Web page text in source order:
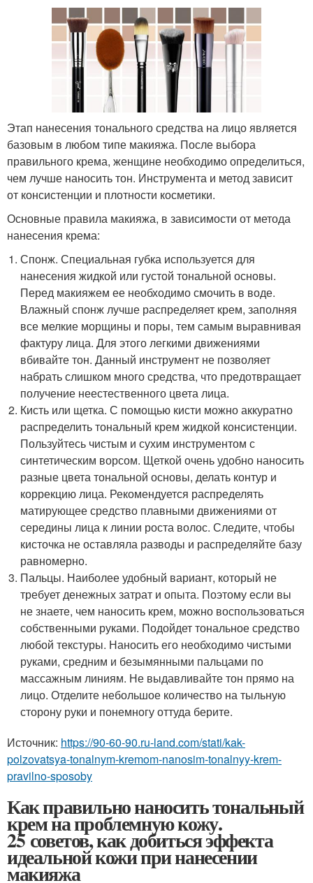
Этап нанесения тонального средства на лицо является
базовым в любом типе макияжа. После выбора
правильного крема, женщине необходимо определиться,
чем лучше наносить тон. Инструмента и метод зависит
от консистенции и плотности косметики.
Основные правила макияжа, в зависимости от метода
нанесения крема:
Спонж. Специальная губка используется для
нанесения жидкой или густой тональной основы.
Перед макияжем ее необходимо смочить в воде.
Влажный спонж лучше распределяет крем, заполняя
все мелкие морщины и поры, тем самым выравнивая
фактуру лица. Для этого легкими движениями
вбивайте тон. Данный инструмент не позволяет
набрать слишком много средства, что предотвращает
получение неестественного цвета лица.
Кисть или щетка. С помощью кисти можно аккуратно
распределить тональный крем жидкой консистенции.
Пользуйтесь чистым и сухим инструментом с
синтетическим ворсом. Щеткой очень удобно наносить
разные цвета тональной основы, делать контур и
коррекцию лица. Рекомендуется распределять
матирующее средство плавными движениями от
середины лица к линии роста волос. Следите, чтобы
кисточка не оставляла разводы и распределяйте базу
равномерно.
Пальцы. Наиболее удобный вариант, который не
требует денежных затрат и опыта. Поэтому если вы
не знаете, чем наносить крем, можно воспользоваться
собственными руками. Подойдет тональное средство
любой текстуры. Наносить его необходимо чистыми
руками, средним и безымянными пальцами по
массажным линиям. Не выдавливайте тон прямо на
лицо. Отделите небольшое количество на тыльную
сторону руки и понемногу оттуда берите.
Источник: https://90-60-90.ru-land.com/stati/kak-
polzovatsya-tonalnym-kremom-nanosim-tonalnyy-krem-
pravilno-sposoby
Как правильно наносить тональный
крем на проблемную кожу.
25 советов, как добиться эффекта
идеальной кожи при нанесении
макияжа